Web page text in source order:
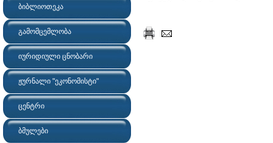
ბიბლიოთეკა
გამომცემლობა
იურიდიული ცნობარი
ჟურნალი "ეკონომისტი"
ცენტრი
ბმულები